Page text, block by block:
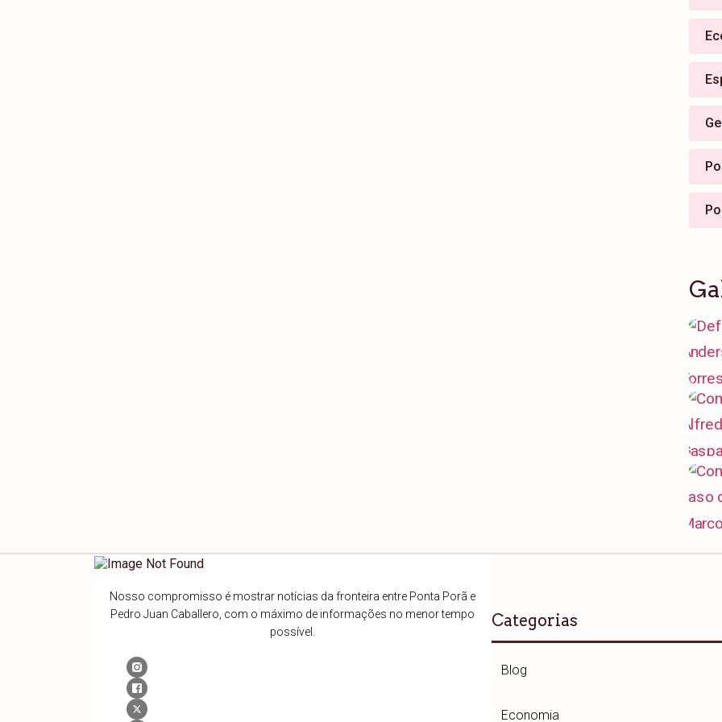
Nosso compromisso é mostrar notícias da fronteira entre Ponta Porã e
Pedro Juan Caballero, com o máximo de informações no menor tempo
possível.
Categorias
Blog
Economia